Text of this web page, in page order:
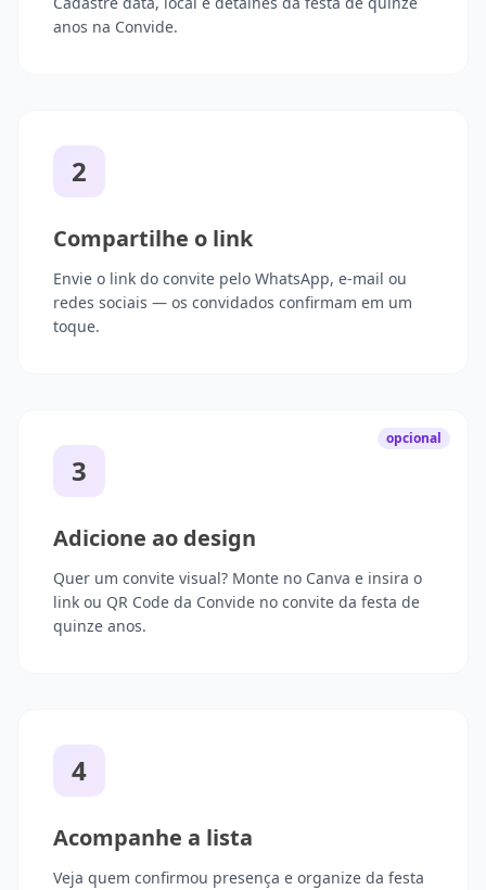
anos na Convide.
2
Compartilhe o link
Envie o link do convite pelo WhatsApp, e-mail ou
redes sociais — os convidados confirmam em um
toque.
opcional
3
Adicione ao design
Quer um convite visual? Monte no Canva e insira o
link ou QR Code da Convide no convite da festa de
quinze anos.
4
Acompanhe a lista
Veja quem confirmou presença e organize da festa